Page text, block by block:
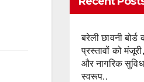
बरेली छावनी
प्रस्तावों को
और नागरिक
स्वरूप..